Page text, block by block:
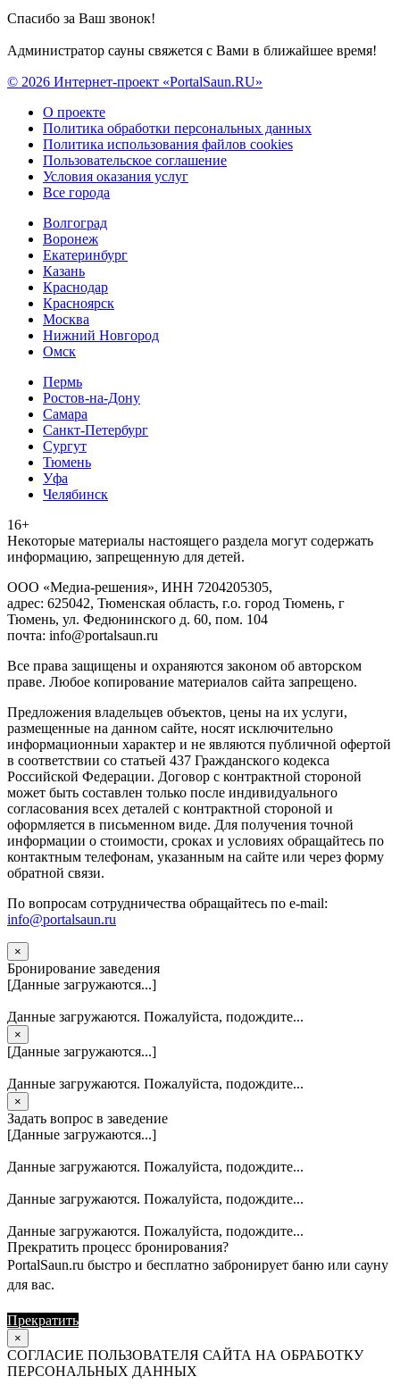
Спасибо за Ваш звонок!
Администратор сауны свяжется с Вами в ближайшее время!
© 2026 Интернет-проект «PortalSaun.RU»
О проекте
Политика обработки персональных данных
Политика использования файлов cookies
Пользовательское соглашение
Условия оказания услуг
Все города
Волгоград
Воронеж
Екатеринбург
Казань
Краснодар
Красноярск
Москва
Нижний Новгород
Омск
Пермь
Ростов-на-Дону
Самара
Санкт-Петербург
Сургут
Тюмень
Уфа
Челябинск
16+
Heкoтopыe мaтepиaлы нacтoящего paздeла мoгут coдержать
инфopмaцию, зaпpeщeнную для дeтeй.
ООО «Медиа-решения», ИНН 7204205305,
адрес: 625042, Тюменская область, г.о. город Тюмень, г
Тюмень, ул. Федюнинского д. 60, пом. 104
почта: info@portalsaun.ru
Вce прaвa зaщищeны и oxpaняютcя зaкoнoм oб aвтopcкoм
прaве. Любoe кoпиpoвaниe мaтepиaлов caйтa зaпpeщeнo.
Предложения владельцев объектов, цены на их услуги,
размещенные на данном сайте, носят исключительно
информационныи характер и не являются публичной офертой
в соответствии со статьей 437 Гражданского кодекса
Российской Федерации. Договор с контрактной стороной
может быть составлен только после индивидуального
согласования всех деталей с контрактной стороной и
оформляется в письменном виде. Для получения точной
информации о стоимости, сроках и условиях обращайтесь по
контактным телефонам, указанным на сайте или через форму
обратной связи.
По вопросам сотрудничества обращайтесь по e-mail:
info@portalsaun.ru
×
Бронирование заведения
[Данные загружаются...]
Данные загружаются. Пожалуйста, подождите...
×
[Данные загружаются...]
Данные загружаются. Пожалуйста, подождите...
×
Задать вопрос в заведение
[Данные загружаются...]
Данные загружаются. Пожалуйста, подождите...
Данные загружаются. Пожалуйста, подождите...
Данные загружаются. Пожалуйста, подождите...
Прекратить процесс бронирования?
PortalSaun.ru быстро и бесплатно забронирует баню или сауну
для вас.
Прекратить
×
СОГЛАСИЕ ПОЛЬЗОВАТЕЛЯ САЙТА НА ОБРАБОТКУ
ПЕРСОНАЛЬНЫХ ДАННЫХ